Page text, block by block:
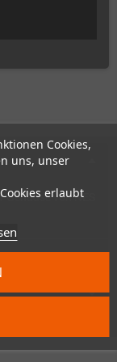
Cookies,
uns, unser
erlaubt
von NES